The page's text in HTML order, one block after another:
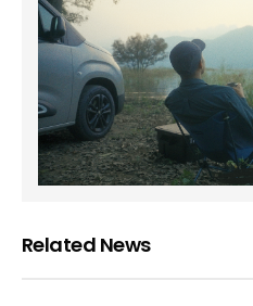
Related News